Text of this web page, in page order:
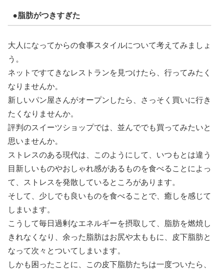
●脂肪がつきすぎた
大人になってからの食事スタイルについて考えてみましょ
う。
ネットですてきなレストランを見つけたら、行ってみたく
なりませんか。
新しいパン屋さんがオープンしたら、さっそく買いに行き
たくなりませんか。
評判のスイーツショップでは、並んででも買ってみたいと
思いませんか。
ストレスのある現代は、このようにして、いつもとは違う
目新しいものやおしゃれ感があるものを食べることによっ
て、ストレスを発散しているところがあります。
そして、少しでも良いものを食べることで、癒しを感じて
しまいます。
こうして毎日過剰なエネルギーを摂取して、脂肪を燃焼し
きれなくなり、余った脂肪はお尻や太ももに、皮下脂肪と
なって次々とついてしまいます。
しかも困ったことに、この皮下脂肪たちは一度ついたら、